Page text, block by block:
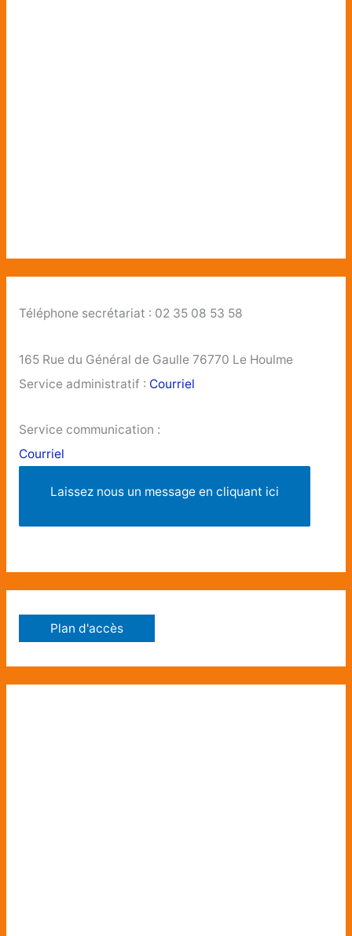
Téléphone secrétariat : 02 35 08 53 58
165 Rue du Général de Gaulle 76770 Le Houlme
Service administratif : Courriel
Service communication :
Courriel
Laissez nous un message en cliquant ici
Plan d'accès